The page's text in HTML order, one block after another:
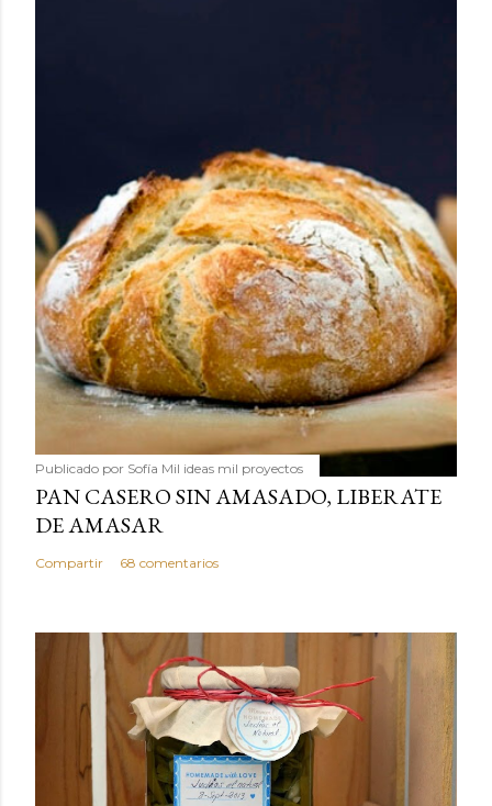
Publicado por Sofía Mil ideas mil proyectos
PAN CASERO SIN AMASADO, LIBERATE
DE AMASAR
Compartir 68 comentarios